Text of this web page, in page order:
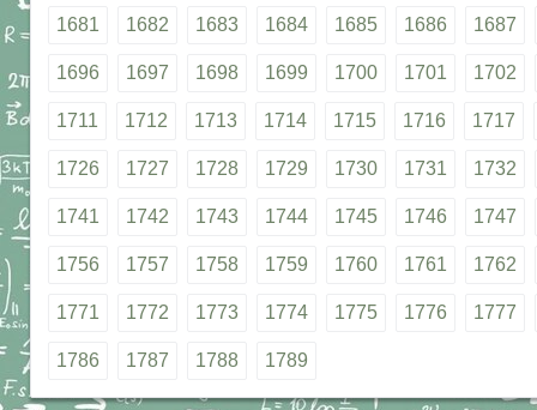
1681 1682 1683 1684 1685 1686 1687
1696 1697 1698 1699 1700 1701 1702
1711 1712 1713 1714 1715 1716 1717
1726 1727 1728 1729 1730 1731 1732
1741 1742 1743 1744 1745 1746 1747
1756 1757 1758 1759 1760 1761 1762
1771 1772 1773 1774 1775 1776 1777
1786 1787 1788 1789